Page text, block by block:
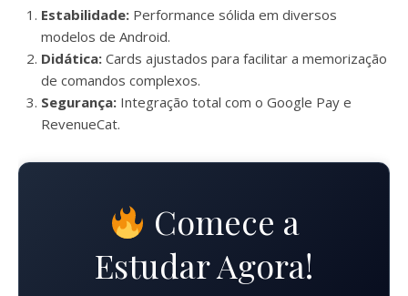
Estabilidade: Performance sólida em diversos
modelos de Android.
Didática: Cards ajustados para facilitar a memorização
de comandos complexos.
Segurança: Integração total com o Google Pay e
RevenueCat.
Comece a
Estudar Agora!